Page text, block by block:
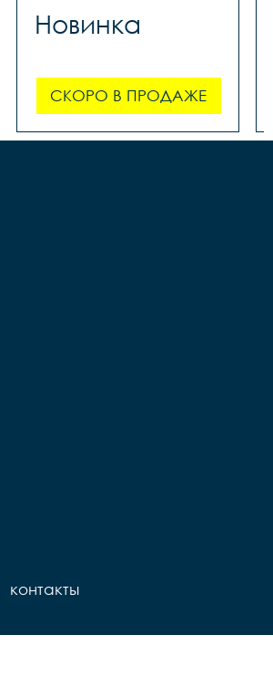
Новинка
СКОРО В ПРОДАЖЕ
контакты